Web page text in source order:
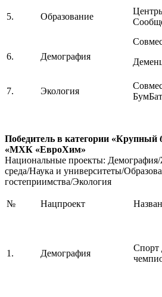
5. Образование
6. Демография
7.
Экология
Победитель в категории «Крупный
«МХК «ЕвроХим»
Национальные проекты: Демография/
среда/Наука и университеты/
гостеприимства/Экология
№ Нацпроект
1. Демография
Спорт